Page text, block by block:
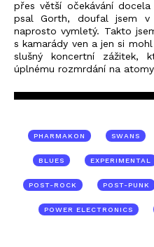
přes větší očekávání
psal Gorth, doufal jsem
naprosto vymletý. Takto
s kamarády ven a jen si
slušný koncertní zážitek,
úplnému rozmrdání na
PHARMAKON SWANS
BLUES EXPERIMENTAL
POST-ROCK POST-PUNK
POWER ELECTRONICS